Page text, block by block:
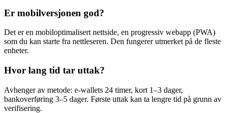
Er mobilversjonen god?
Det er en mobiloptimalisert nettside, en progressiv webapp (PWA)
som du kan starte fra nettleseren. Den fungerer utmerket på de fleste
enheter.
Hvor lang tid tar uttak?
Avhenger av metode: e-wallets 24 timer, kort 1–3 dager,
bankoverføring 3–5 dager. Første uttak kan ta lengre tid på grunn av
verifisering.